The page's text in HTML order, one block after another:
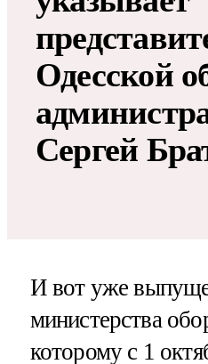
Одесской
Сергей
И вот уже
министерства
которому с 1